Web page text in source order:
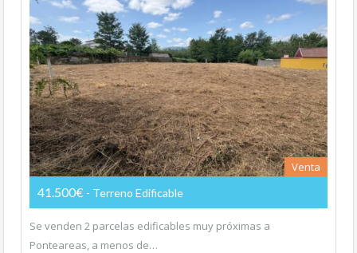
Venta
41.500€ - Terreno Edificable
Se venden 2 parcelas edificables muy próximas a
Ponteareas, a menos de…